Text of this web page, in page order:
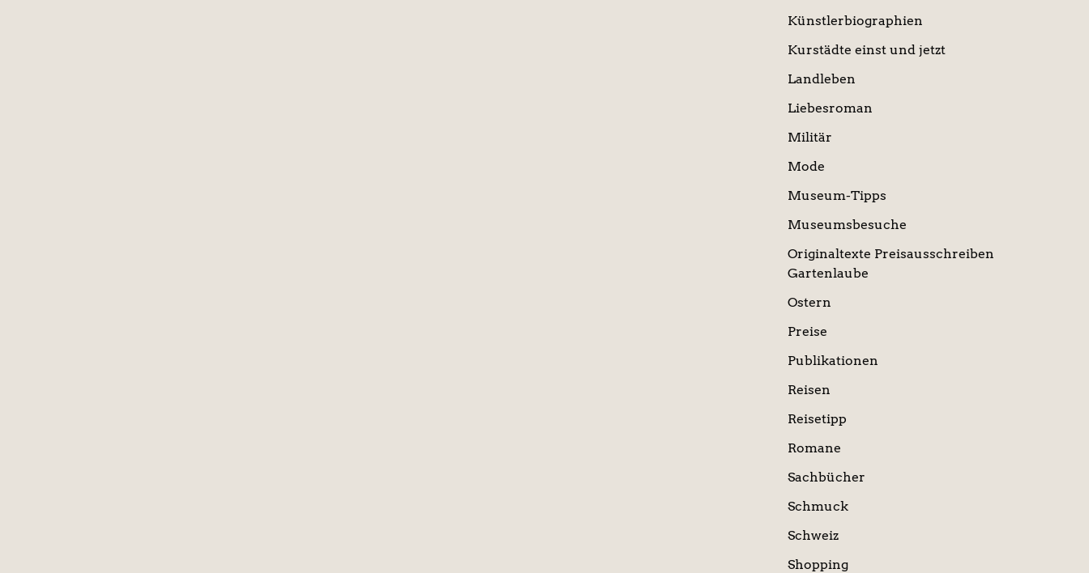
Künstlerbiographien
Kurstädte einst und jetzt
Landleben
Liebesroman
Militär
Mode
Museum-Tipps
Museumsbesuche
Originaltexte Preisausschreiben
Gartenlaube
Ostern
Preise
Publikationen
Reisen
Reisetipp
Romane
Sachbücher
Schmuck
Schweiz
Shopping